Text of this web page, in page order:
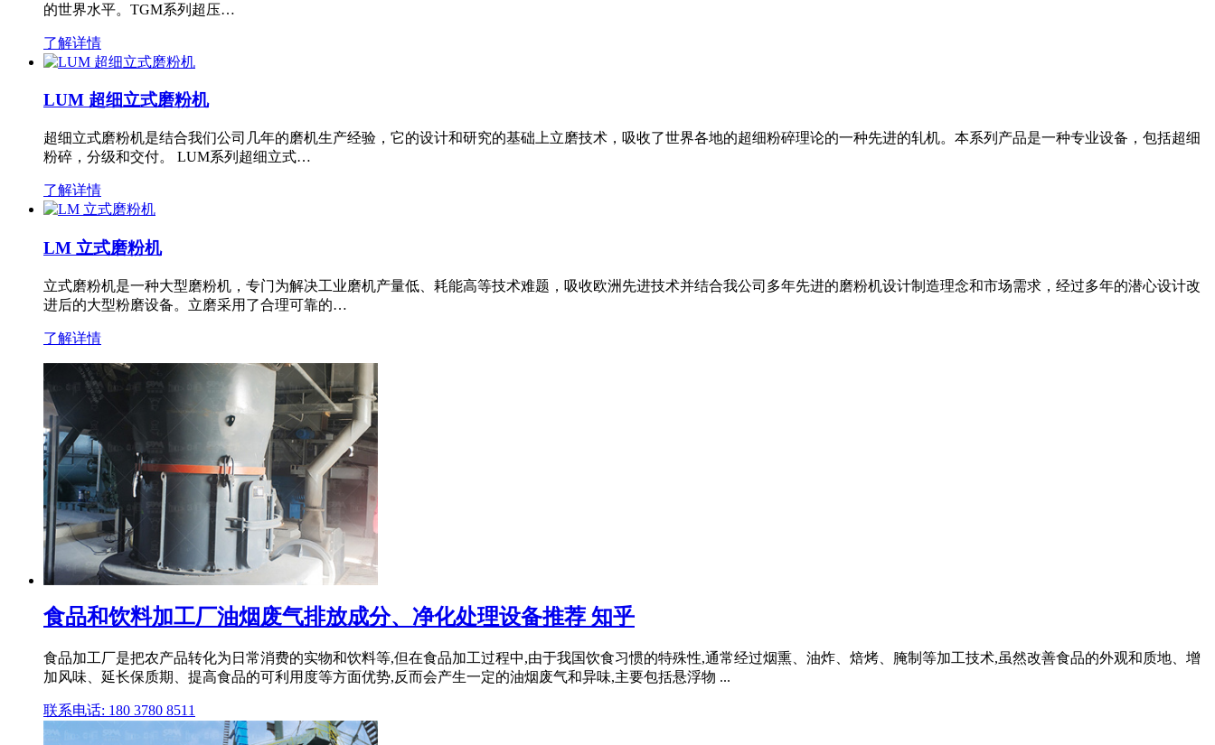
的世界水平。TGM系列超压…
了解详情
LUM 超细立式磨粉机
超细立式磨粉机是结合我们公司几年的磨机生产经验，它的设计和研究的基础上立磨技术，吸收了世界各地的超细粉碎理论的一种先进的轧机。本系列产品是一种专业设备，包括超细
粉碎，分级和交付。 LUM系列超细立式…
了解详情
LM 立式磨粉机
立式磨粉机是一种大型磨粉机，专门为解决工业磨机产量低、耗能高等技术难题，吸收欧洲先进技术并结合我公司多年先进的磨粉机设计制造理念和市场需求，经过多年的潜心设计改
进后的大型粉磨设备。立磨采用了合理可靠的…
了解详情
食品和饮料加工厂油烟废气排放成分、净化处理设备推荐 知乎
食品加工厂是把农产品转化为日常消费的实物和饮料等,但在食品加工过程中,由于我国饮食习惯的特殊性,通常经过烟熏、油炸、焙烤、腌制等加工技术,虽然改善食品的外观和质地、增
加风味、延长保质期、提高食品的可利用度等方面优势,反而会产生一定的油烟废气和异味,主要包括悬浮物 ...
联系电话: 180 3780 8511